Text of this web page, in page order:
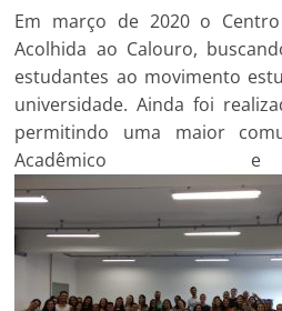
Em março de 2020 o
Acolhida ao Calouro,
estudantes ao movimento
universidade. Ainda foi
permitindo uma maior
Acadêmico